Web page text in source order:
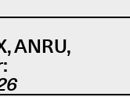
ANRU,